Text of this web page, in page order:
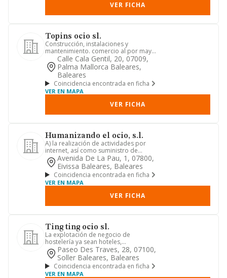
VER FICHA
Topins ocio sl.
Construcción, instalaciones y
mantenimiento. comercio al por mayor
y al por menor. distribución com...
Calle Cala Gentil, 20, 07009,
Palma Mallorca Baleares,
Baleares
Coincidencia encontrada en ficha
VER EN MAPA
VER FICHA
Humanizando el ocio, s.l.
A) la realización de actividades por
internet, así como suministro de
servicios de información y fo...
Avenida De La Pau, 1, 07800,
Eivissa Baleares, Baleares
Coincidencia encontrada en ficha
VER EN MAPA
VER FICHA
Ting ting ocio sl.
La explotación de negocio de
hostelería ya sean hoteles,
restaurantes, bares, cafeterías, salas
de ...
Paseo Des Traves, 28, 07100,
Soller Baleares, Baleares
Coincidencia encontrada en ficha
VER EN MAPA